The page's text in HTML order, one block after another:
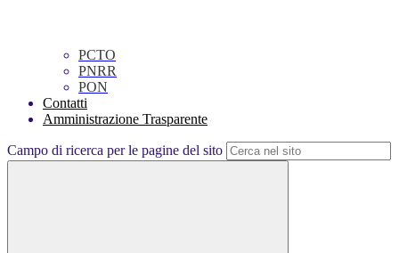
PCTO
PNRR
PON
Contatti
Amministrazione Trasparente
Campo di ricerca per le pagine del sito